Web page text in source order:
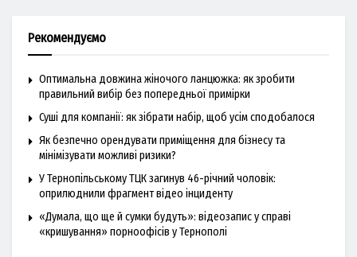
Рекомендуємо
Оптимальна довжина жіночого ланцюжка: як зробити
правильний вибір без попередньої примірки
Суші для компанії: як зібрати набір, щоб усім сподобалося
Як безпечно орендувати приміщення для бізнесу та
мінімізувати можливі ризики?
У Тернопільському ТЦК загинув 46-річний чоловік:
оприлюднили фрагмент відео інциденту
«Думала, що ще й сумки будуть»: відеозапис у справі
«кришування» порноофісів у Тернополі